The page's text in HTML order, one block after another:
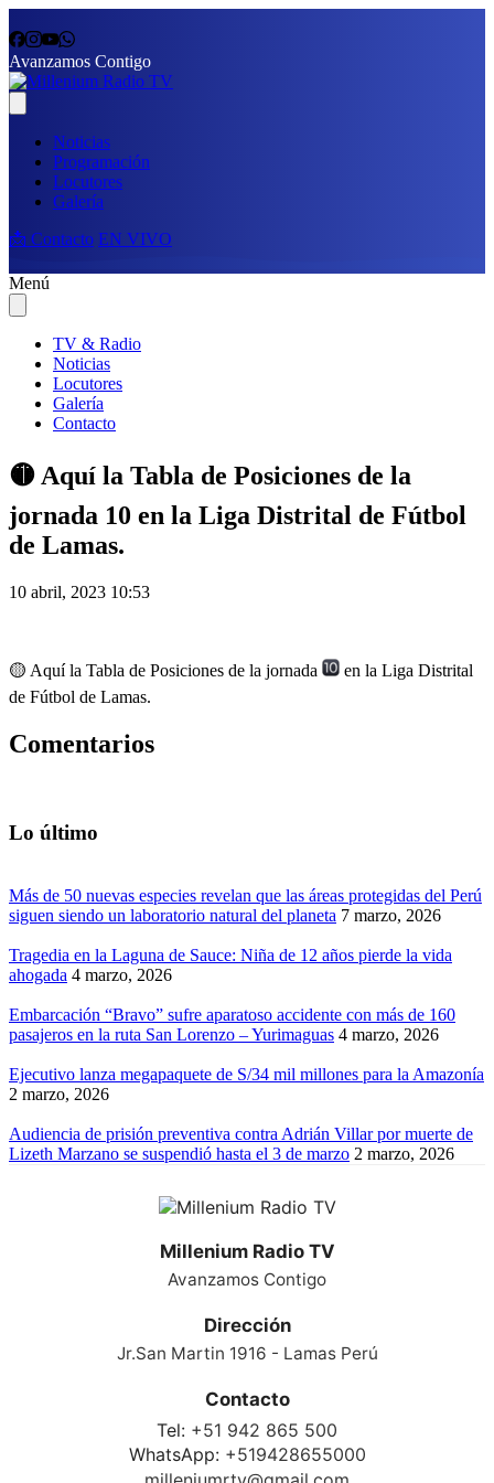
Avanzamos Contigo
Noticias
Programación
Locutores
Galería
📩 Contacto EN VIVO
Menú
TV & Radio
Noticias
Locutores
Galería
Contacto
🟡 Aquí la Tabla de Posiciones de la
jornada 10 en la Liga Distrital de Fútbol
de Lamas.
10 abril, 2023 10:53
🟡 Aquí la Tabla de Posiciones de la jornada
en la Liga Distrital
de Fútbol de Lamas.
Comentarios
Lo último
Más de 50 nuevas especies revelan que las áreas protegidas del Perú
siguen siendo un laboratorio natural del planeta 7 marzo, 2026
Tragedia en la Laguna de Sauce: Niña de 12 años pierde la vida
ahogada 4 marzo, 2026
Embarcación “Bravo” sufre aparatoso accidente con más de 160
pasajeros en la ruta San Lorenzo – Yurimaguas 4 marzo, 2026
Ejecutivo lanza megapaquete de S/34 mil millones para la Amazonía
2 marzo, 2026
Audiencia de prisión preventiva contra Adrián Villar por muerte de
Lizeth Marzano se suspendió hasta el 3 de marzo 2 marzo, 2026
Millenium Radio TV
Avanzamos Contigo
Dirección
Jr.San Martin 1916 - Lamas Perú
Contacto
Tel: +51 942 865 500
WhatsApp: +519428655000